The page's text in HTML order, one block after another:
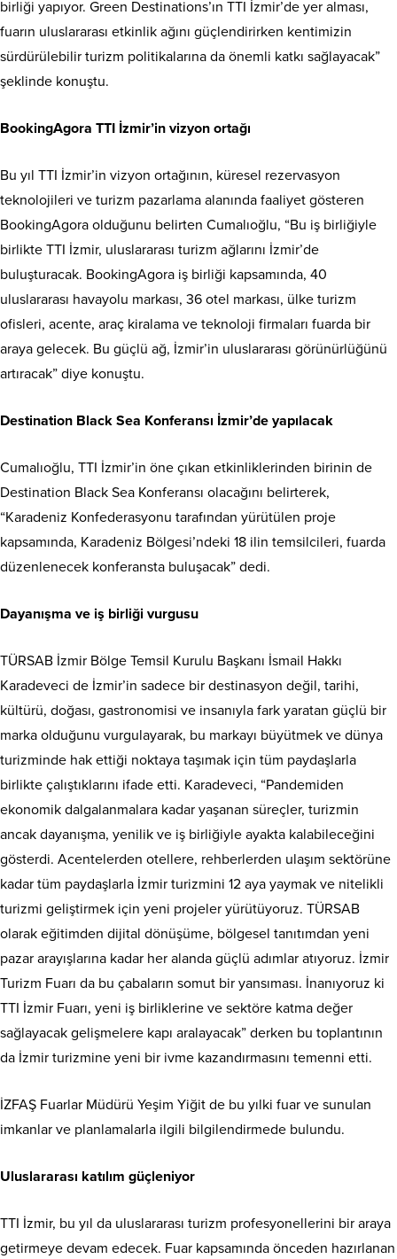
birliği yapıyor. Green Destinations’ın TTI İzmir’de yer alması,
fuarın uluslararası etkinlik ağını güçlendirirken kentimizin
sürdürülebilir turizm politikalarına da önemli katkı sağlayacak”
şeklinde konuştu.
BookingAgora TTI İzmir’in vizyon ortağı
Bu yıl TTI İzmir’in vizyon ortağının, küresel rezervasyon
teknolojileri ve turizm pazarlama alanında faaliyet gösteren
BookingAgora olduğunu belirten Cumalıoğlu, “Bu iş birliğiyle
birlikte TTI İzmir, uluslararası turizm ağlarını İzmir’de
buluşturacak. BookingAgora iş birliği kapsamında, 40
uluslararası havayolu markası, 36 otel markası, ülke turizm
ofisleri, acente, araç kiralama ve teknoloji firmaları fuarda bir
araya gelecek. Bu güçlü ağ, İzmir’in uluslararası görünürlüğünü
artıracak” diye konuştu.
Destination Black Sea Konferansı İzmir’de yapılacak
Cumalıoğlu, TTI İzmir’in öne çıkan etkinliklerinden birinin de
Destination Black Sea Konferansı olacağını belirterek,
“Karadeniz Konfederasyonu tarafından yürütülen proje
kapsamında, Karadeniz Bölgesi’ndeki 18 ilin temsilcileri, fuarda
düzenlenecek konferansta buluşacak” dedi.
Dayanışma ve iş birliği vurgusu
TÜRSAB İzmir Bölge Temsil Kurulu Başkanı İsmail Hakkı
Karadeveci de İzmir’in sadece bir destinasyon değil, tarihi,
kültürü, doğası, gastronomisi ve insanıyla fark yaratan güçlü bir
marka olduğunu vurgulayarak, bu markayı büyütmek ve dünya
turizminde hak ettiği noktaya taşımak için tüm paydaşlarla
birlikte çalıştıklarını ifade etti. Karadeveci, “Pandemiden
ekonomik dalgalanmalara kadar yaşanan süreçler, turizmin
ancak dayanışma, yenilik ve iş birliğiyle ayakta kalabileceğini
gösterdi. Acentelerden otellere, rehberlerden ulaşım sektörüne
kadar tüm paydaşlarla İzmir turizmini 12 aya yaymak ve nitelikli
turizmi geliştirmek için yeni projeler yürütüyoruz. TÜRSAB
olarak eğitimden dijital dönüşüme, bölgesel tanıtımdan yeni
pazar arayışlarına kadar her alanda güçlü adımlar atıyoruz. İzmir
Turizm Fuarı da bu çabaların somut bir yansıması. İnanıyoruz ki
TTI İzmir Fuarı, yeni iş birliklerine ve sektöre katma değer
sağlayacak gelişmelere kapı aralayacak” derken bu toplantının
da İzmir turizmine yeni bir ivme kazandırmasını temenni etti.
İZFAŞ Fuarlar Müdürü Yeşim Yiğit de bu yılki fuar ve sunulan
imkanlar ve planlamalarla ilgili bilgilendirmede bulundu.
Uluslararası katılım güçleniyor
TTI İzmir, bu yıl da uluslararası turizm profesyonellerini bir araya
getirmeye devam edecek. Fuar kapsamında önceden hazırlanan